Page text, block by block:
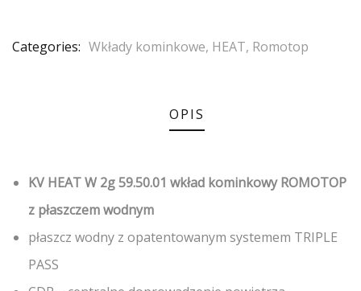
Categories: Wkłady kominkowe, HEAT, Romotop
OPIS
KV HEAT W 2g 59.50.01 wkład kominkowy ROMOTOP
z płaszczem wodnym
płaszcz wodny z opatentowanym systemem TRIPLE
PASS